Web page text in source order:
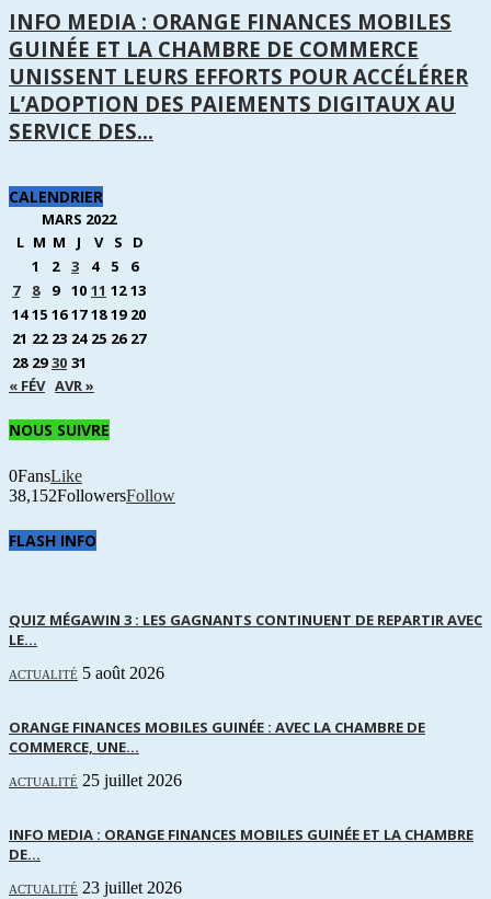
INFO MEDIA : ORANGE FINANCES MOBILES
GUINÉE ET LA CHAMBRE DE COMMERCE
UNISSENT LEURS EFFORTS POUR ACCÉLÉRER
L’ADOPTION DES PAIEMENTS DIGITAUX AU
SERVICE DES...
CALENDRIER
MARS 2022
L M M J V S
D
1
2 3 4 5
6
7
8 9 10 11 12 13
14 15 16 17 18 19 20
21 22 23 24 25 26 27
28 29 30 31
« FÉV AVR »
NOUS SUIVRE
0FansLike
38,152FollowersFollow
FLASH INFO
QUIZ MÉGAWIN 3 : LES GAGNANTS CONTINUENT DE REPARTIR AVEC
LE...
ACTUALITÉ 5 août 2026
ORANGE FINANCES MOBILES GUINÉE : AVEC LA CHAMBRE DE
COMMERCE, UNE...
ACTUALITÉ 25 juillet 2026
INFO MEDIA : ORANGE FINANCES MOBILES GUINÉE ET LA CHAMBRE
DE...
ACTUALITÉ 23 juillet 2026